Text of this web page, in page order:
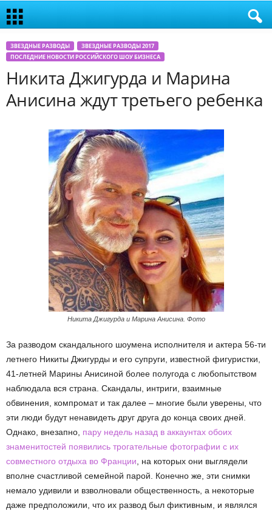
ЗВЕЗДНЫЕ РАЗВОДЫ
ЗВЕЗДНЫЕ РАЗВОДЫ 2017
ПОСЛЕДНИЕ НОВОСТИ РОССИЙСКОГО ШОУ БИЗНЕСА
Никита Джигурда и Марина
Анисина ждут третьего ребенка
Никита Джигурда и Марина Анисина. Фото
За разводом скандального шоумена исполнителя и актера 56-ти
летнего Никиты Джигурды и его супруги, известной фигуристки,
41-летней Марины Анисиной более полугода с любопытством
наблюдала вся страна. Скандалы, интриги, взаимные
обвинения, компромат и так далее – многие были уверены, что
эти люди будут ненавидеть друг друга до конца своих дней.
Однако, внезапно, пару недель назад в аккаунтах обоих
знаменитостей появились трогательные фотографии с их
совместного отдыха во Франции , на которых они выглядели
вполне счастливой семейной парой. Конечно же, эти снимки
немало удивили и взволновали общественность, а некоторые
даже предположили, что их развод был фиктивным, и являлся